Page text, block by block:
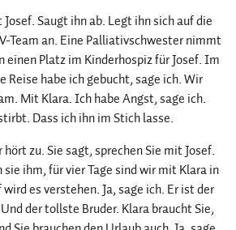
Saugt ihn ab. Legt ihn sich auf die
Team an. Eine Palliativschwester nimmt
einen Platz im Kinderhospiz für Josef. Im
Reise habe ich gebucht, sage ich. Wir
Mit Klara. Ich habe Angst, sage ich.
Dass ich ihn im Stich lasse.
zu. Sie sagt, sprechen Sie mit Josef.
sie ihm, für vier Tage sind wir mit Klara in
es verstehen. Ja, sage ich. Er ist der
der tollste Bruder. Klara braucht Sie,